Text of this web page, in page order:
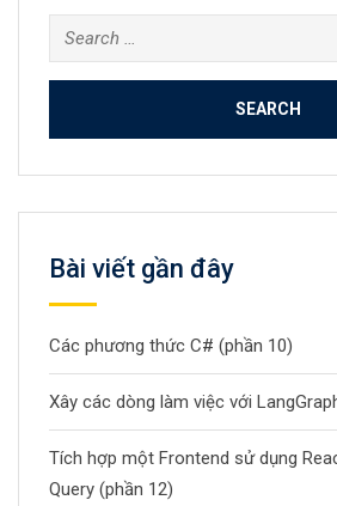
Search
for:
Bài viết gần đây
Các phương thức C# (phần 10)
Xây các dòng làm việc với
Tích hợp một Frontend sử dụng
Query (phần 12)